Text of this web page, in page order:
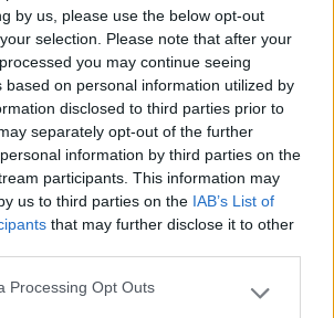
by us, please use the below opt-out
selection. Please note that after your
you may continue seeing
based on personal information utilized by
disclosed to third parties prior to
separately opt-out of the further
information by third parties on the
participants. This information may
us to third parties on the IAB’s List of
that may further disclose it to other
website/app uses one or more Google
Processing Opt Outs
14/10/2013 15:26
più basso e lontano dalla